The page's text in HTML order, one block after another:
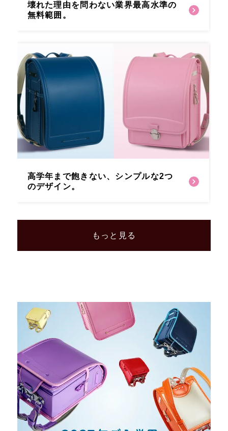
壊れた理由を問わない業界最高水準の
無料範囲。
高学年まで飽きない、 シンプルな2つ
のデザイン。
もっと見る